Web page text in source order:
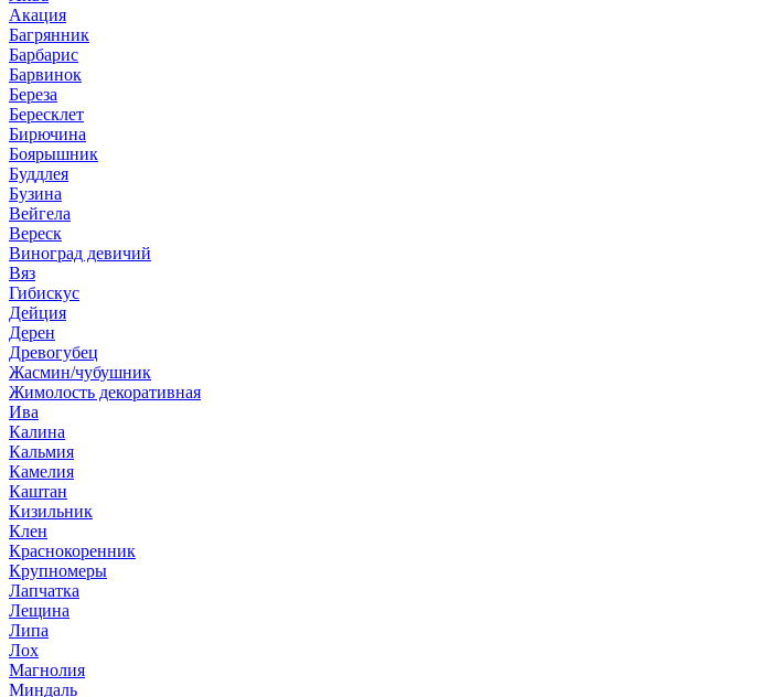
Акация
Багрянник
Барбарис
Барвинок
Береза
Бересклет
Бирючина
Боярышник
Буддлея
Бузина
Вейгела
Вереск
Виноград девичий
Вяз
Гибискус
Дейция
Дерен
Древогубец
Жасмин/чубушник
Жимолость декоративная
Ива
Калина
Кальмия
Камелия
Каштан
Кизильник
Клен
Краснокоренник
Крупномеры
Лапчатка
Лещина
Липа
Лох
Магнолия
Миндаль